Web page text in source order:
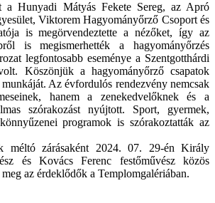
a Hunyadi Mátyás Fekete Sereg, az Apró
Viktorem Hagyományőrző Csoport és
is megörvendeztette a nézőket, így az
is megismerhették a hagyományőrzés
legfontosabb eseménye a Szentgotthárdi
Köszönjük a hagyományőrző csapatok
munkáját. Az évfordulós rendezvény nemcsak
hanem a zenekedvelőknek és a
szórakozást nyújtott. Sport, gyermek,
programok is szórakoztatták az
méltó zárásaként 2024. 07. 29-én Király
és Kovács Ferenc festőművész közös
az érdeklődők a Templomgalériában.